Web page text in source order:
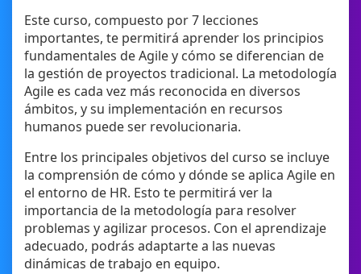
Este curso, compuesto por 7 lecciones
importantes, te permitirá aprender los principios
fundamentales de Agile y cómo se diferencian de
la gestión de proyectos tradicional. La metodología
Agile es cada vez más reconocida en diversos
ámbitos, y su implementación en recursos
humanos puede ser revolucionaria.
Entre los principales objetivos del curso se incluye
la comprensión de cómo y dónde se aplica Agile en
el entorno de HR. Esto te permitirá ver la
importancia de la metodología para resolver
problemas y agilizar procesos. Con el aprendizaje
adecuado, podrás adaptarte a las nuevas
dinámicas de trabajo en equipo.